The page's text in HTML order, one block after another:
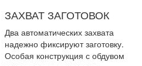
ЗАХВАТ ЗАГОТОВОК
Два автоматических захвата
надежно фиксируют заготовку.
Особая конструкция с обдувом